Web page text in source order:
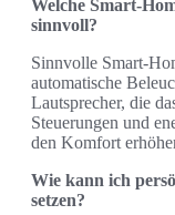
Welche Smart-
sinnvoll?
Sinnvolle Smart-
automatische
Lautsprecher, die
Steuerungen und
den Komfort
Wie kann ich
setzen?